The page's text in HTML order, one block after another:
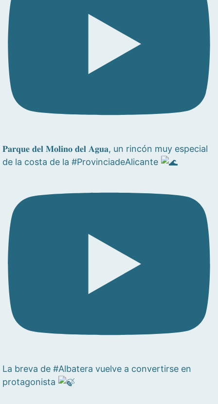
𝐏𝐚𝐫𝐪𝐮𝐞 𝐝𝐞𝐥 𝐌𝐨𝐥𝐢𝐧𝐨 𝐝𝐞𝐥 𝐀𝐠𝐮𝐚, un rincón muy especial
de la costa de la #ProvinciadeAlicante
La breva de #Albatera vuelve a convertirse en
protagonista